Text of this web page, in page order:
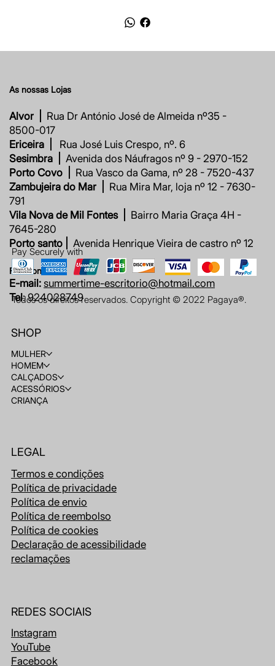
As nossas Lojas
Alvor |
Rua Dr António José de Almeida nº35 -
8500-017
Ericeira |
Rua José Luis Crespo, nº. 6
Sesimbra |
Avenida dos Náufragos nº 9 - 2970-152
Porto Covo |
Rua Vasco da Gama, nº 28 - 7520-437
Zambujeira do Mar |
Rua Mira Mar, loja nº 12 - 7630-
791
Vila Nova de Mil Fontes |
Bairro Maria Graça 4H -
7645-280
Porto santo |
Avenida Henrique Vieira de castro nº 12
Fale connosco
E-mail: summertime-escritorio@hotmail.com
Tel: 924028749
Pay Securely with
Todos os direitos reservados. Copyright © 2022 Pagaya®.
SHOP
MULHER
HOMEM
CALÇADOS
ACESSÓRIOS
CRIANÇA
LEGAL
Termos e condições
Política de privacidade
Política de envio
Política de reembolso
Política de cookies
Declaração de acessibilidade
reclamações
REDES SOCIAIS
Instagram
YouTube
Facebook